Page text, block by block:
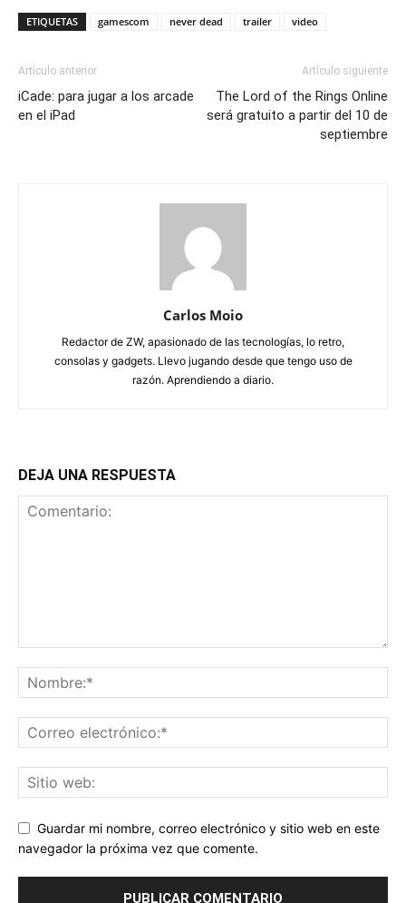
ETIQUETAS gamescom never dead trailer video
Artículo anterior
iCade: para jugar a los arcade
en el iPad
Artículo siguiente
The Lord of the Rings Online
será gratuito a partir del 10 de
septiembre
Carlos Moio
Redactor de ZW, apasionado de las tecnologías, lo retro,
consolas y gadgets. Llevo jugando desde que tengo uso de
razón. Aprendiendo a diario.
DEJA UNA RESPUESTA
Guardar mi nombre, correo electrónico y sitio web en este
navegador la próxima vez que comente.